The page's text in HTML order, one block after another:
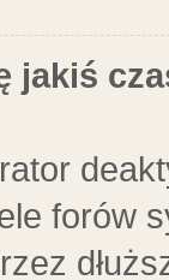
jakiś
forów